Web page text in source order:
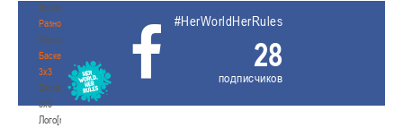
Еврокубки
Разное
Разное
Баскетбол
3х3
Баскетбол
3х3
Лого[modid=121]
#HerWorldHerRules
28
подписчиков